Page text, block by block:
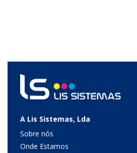
A Lis Sistemas, Lda
Sobre nós
Onde Estamos